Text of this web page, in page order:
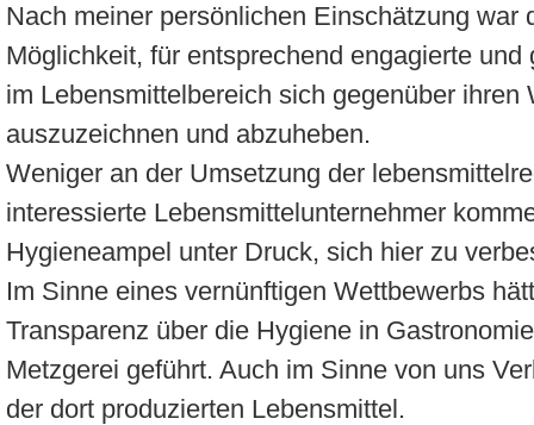
Nach meiner persönlichen Einschätzung war
Möglichkeit, für entsprechend engagierte
im Lebensmittelbereich sich gegenüber ihren
auszuzeichnen und abzuheben.
Weniger an der Umsetzung der
interessierte Lebensmittelunternehmer
Hygieneampel unter Druck, sich hier zu
Im Sinne eines vernünftigen Wettbewerbs
Transparenz über die Hygiene in
Metzgerei geführt. Auch im Sinne von uns
der dort produzierten Lebensmittel.